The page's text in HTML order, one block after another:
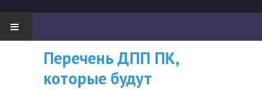
НОВОСТИ
"Боевая" русистика
ВНИМАНИЮ
СЛУШАТЕЛЕЙ, У
Перечень ДПП ПК,
которые будут